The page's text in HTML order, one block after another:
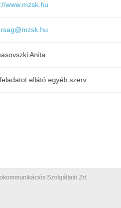
www.mzsk.hu
Anita
ellátó egyéb szerv
Szolgáltató Zrt.